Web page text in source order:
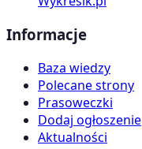
Informacje
Baza wiedzy
Polecane strony
Prasoweczki
Dodaj ogłoszenie
Aktualności